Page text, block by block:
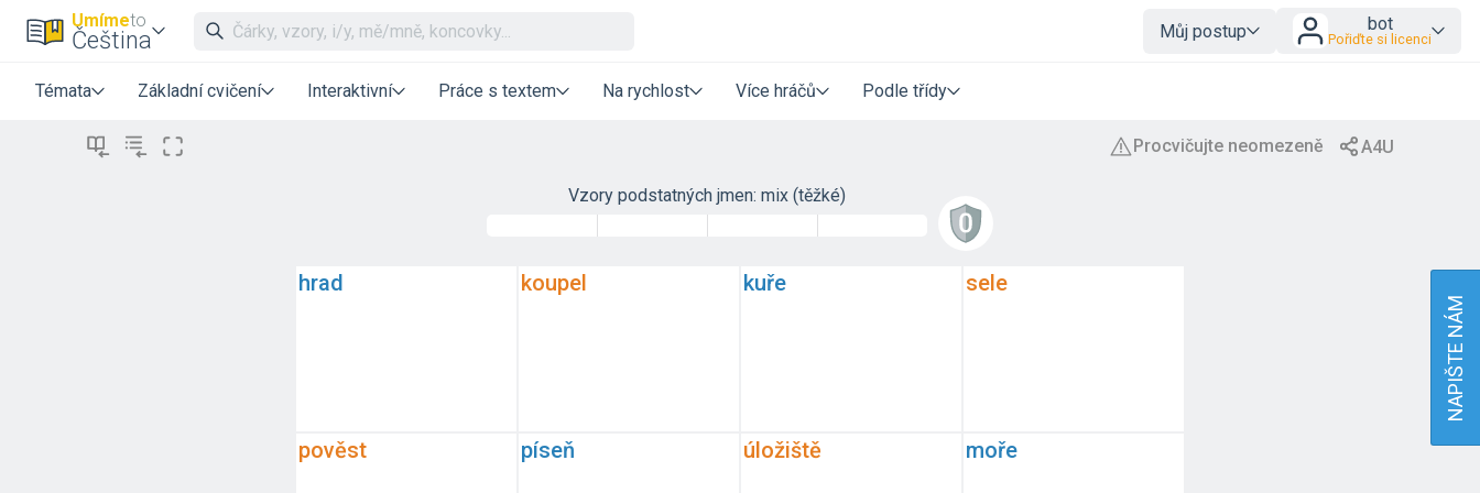
Umímeto
Čeština Můj postup bot
Pořiďte si licenci
Témata Základní cvičení Interaktivní Práce s textem Na rychlost Více hráčů Podle třídy
Vzory podstatných jmen: mix (těžké)
hrad
pověst
koupel
píseň
kuře
úložiště
sele
moře
NAPIŠTE NÁM